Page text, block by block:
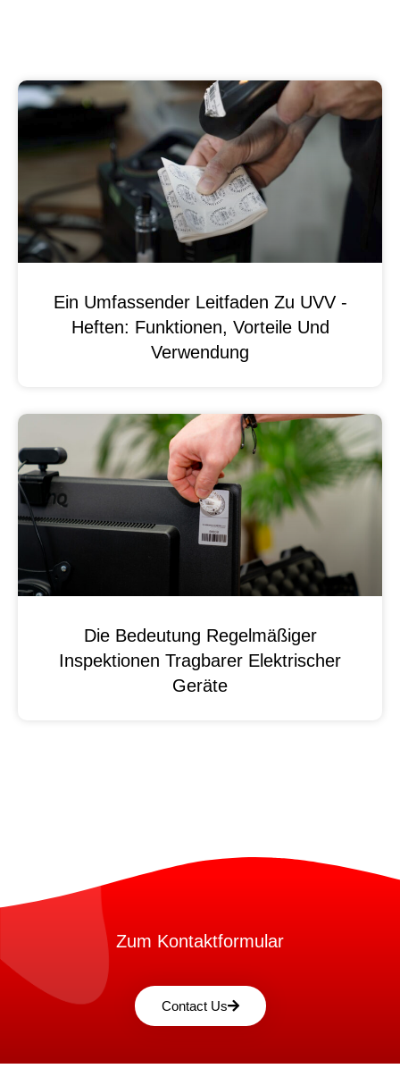
Ein Umfassender Leitfaden Zu UVV -
Heften: Funktionen, Vorteile Und
Verwendung
Die Bedeutung Regelmäßiger
Inspektionen Tragbarer Elektrischer
Geräte
Zum Kontaktformular
Contact Us